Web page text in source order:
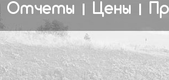
Отчеты Цены